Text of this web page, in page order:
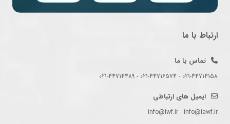
ارتباط با ما
تماس با ما
021-44714158 - 021-44716574 - 021-44714489
ایمیل های ارتباطی
info@iwf.ir - info@iawf.ir